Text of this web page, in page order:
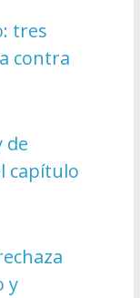
tres
contra
de
capítulo
y